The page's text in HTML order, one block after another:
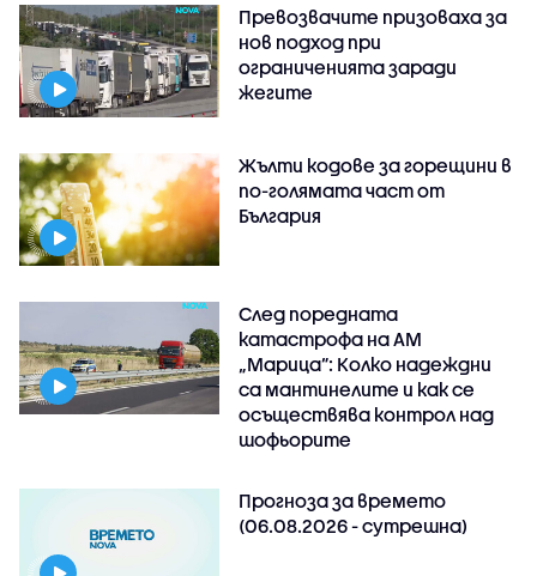
Превозвачите призоваха за
нов подход при
ограниченията заради
жегите
Жълти кодове за горещини в
по-голямата част от
България
След поредната
катастрофа на АМ
„Марица”: Колко надеждни
са мантинелите и как се
осъществява контрол над
шофьорите
Прогноза за времето
(06.08.2026 - сутрешна)